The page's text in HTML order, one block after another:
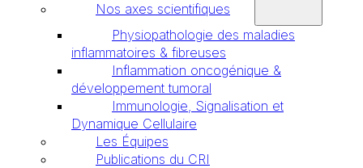
Nos axes scientifiques
Physiopathologie des maladies
inflammatoires & fibreuses
Inflammation oncogénique &
développement tumoral
Immunologie, Signalisation et
Dynamique Cellulaire
Les Équipes
Publications du CRI